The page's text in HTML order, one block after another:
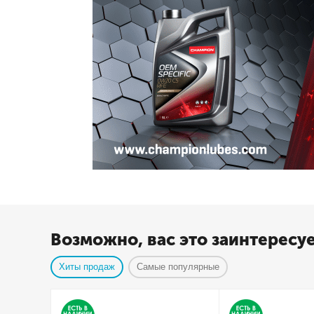
Возможно, вас это
Хиты продаж Самые популярные